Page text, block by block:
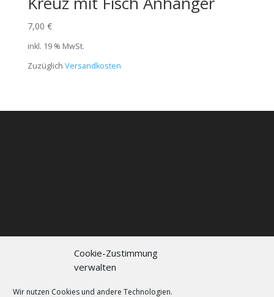
Cookie-Zustimmung
verwalten
Wir nutzen Cookies und andere Technologien.
7,00 €
inkl. 19 % MwSt.
Zuzüglich Versandkosten
Kontakt
Datenschutzerklärung
Cookie policy (EU)